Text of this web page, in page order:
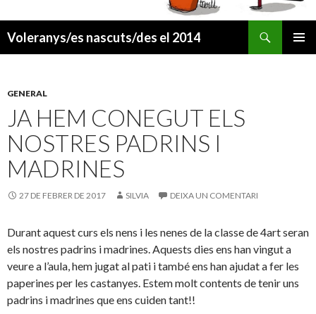
Voleranys/es nascuts/des el 2014
GENERAL
JA HEM CONEGUT ELS
NOSTRES PADRINS I
MADRINES
27 DE FEBRER DE 2017 SILVIA DEIXA UN COMENTARI
Durant aquest curs els nens i les nenes de la classe de 4art seran
els nostres padrins i madrines. Aquests dies ens han vingut a
veure a l’aula, hem jugat al pati i també ens han ajudat a fer les
paperines per les castanyes. Estem molt contents de tenir uns
padrins i madrines que ens cuiden tant!!